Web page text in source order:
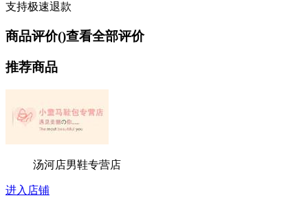
支持极速退款
商品评价()查看全部评价
推荐商品
汤河店男鞋专营店
进入店铺